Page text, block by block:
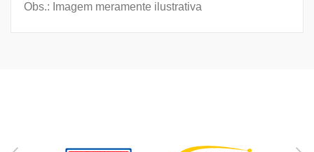
Obs.: Imagem meramente ilustrativa